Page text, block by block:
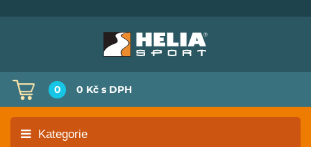
0 0 Kč s DPH
Kategorie